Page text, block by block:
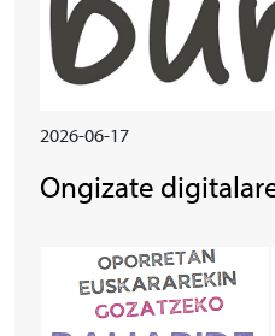
2026-06-17
Ongizate